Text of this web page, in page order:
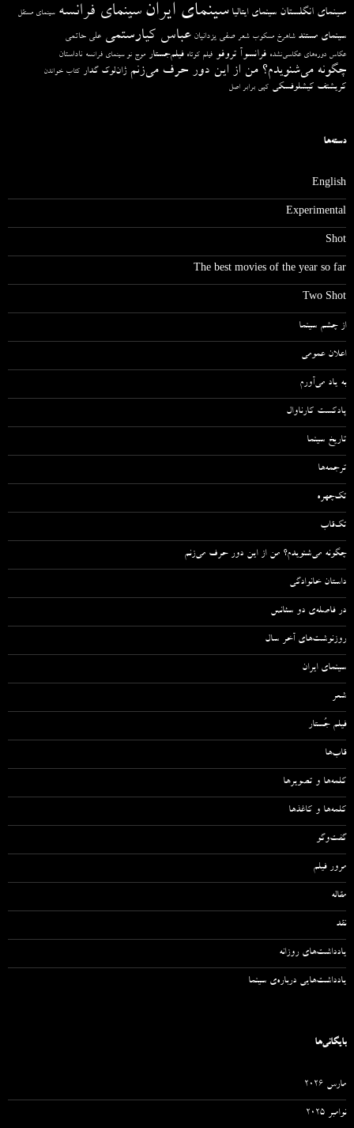
سینمای انگلستان سینمای ایتالیا سینمای ایران سینمای فرانسه سینمای مستقل
سینمای مستند شاهرخ مسکوب شعر صفی یزدانیان عباس کیارستمی علی حاتمی
عکاس دوره‌های عکاسی‌نشده فرانسوآ تروفو فیلم کوتاه فیلم‌جستار موج نو سینمای فرانسه ناداستان
چگونه می‌شنویدم؟ من از این دور حرف می‌زنم ژان‌لوک گدار کتاب خواندن
کریشتف کیشلوفسکی کپی برابر اصل
دسته‌ها
English
Experimental
Shot
The best movies of the year so far
Two Shot
از چشم سینما
اعلان عمومی
به یاد می‌آورم
پادکست کارناوال
تاریخ سینما
ترجمه‌ها
تک‌چهره
تک‌قاب
چگونه می‌شنویدم؟ من از این دور حرف می‌زنم
داستان خانوادگی
در فاصله‌ی دو سئانس
روزنوشت‌های آخر سال
سینمای ایران
شعر
فیلم جُستار
قاب‌ها
کلمه‌ها و تصویرها
کلمه‌ها و کاغذها
گفت‌وگو
مرور فیلم
مقاله‌
نقد
یادداشت‌های روزانه
یادداشت‌هایی درباره‌ی سینما
بایگانی‌ها
مارس 2026
نوامبر 2025